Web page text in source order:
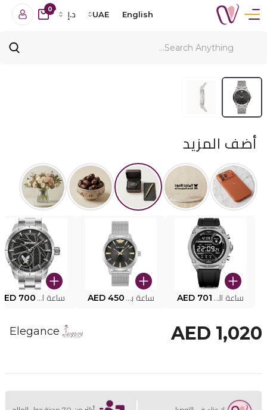
English
UAE د.إ
0
أضف المزيد
ساعة البوليس الذكية MY.AVATAR PEIUN0000101 AED 701 ساعة بوليس للرجال PEWJG0005002 AED 450 ساعة البوليس PEWJG2227302 700
AED 1,020
Elegance